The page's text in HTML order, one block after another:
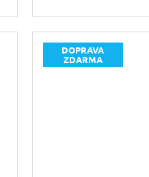
DOPRAVA
ZDARMA